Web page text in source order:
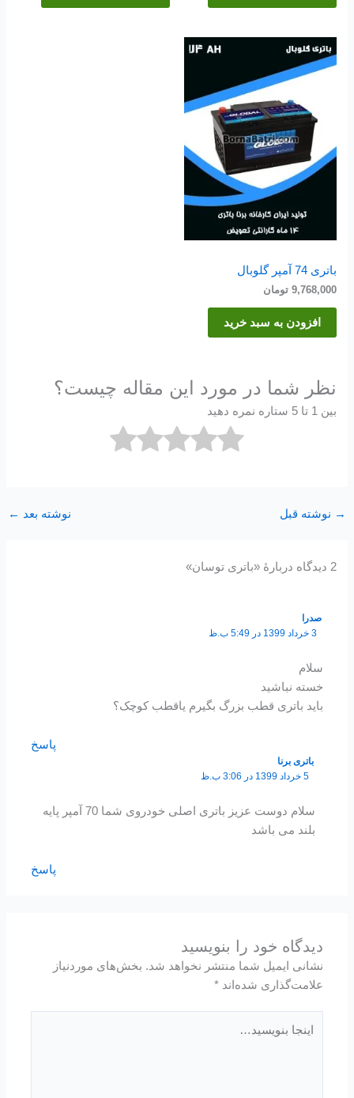
باتری 74 آمپر گلوبال
9,768,000 تومان
افزودن به سبد خرید
نظر شما در مورد این مقاله چیست؟
بین 1 تا 5 ستاره نمره دهید
→ نوشته قبل نوشته بعد ←
2 دیدگاه دربارهٔ «باتری توسان»
صدرا
3 خرداد 1399 در 5:49 ب.ظ
سلام
خسته نباشید
باید باتری قطب بزرگ بگیرم یاقطب کوچک؟
پاسخ
باتری برنا
5 خرداد 1399 در 3:06 ب.ظ
سلام دوست عزیز باتری اصلی خودروی شما 70 آمپر پایه
بلند می باشد
پاسخ
دیدگاه‌ خود را بنویسید
نشانی ایمیل شما منتشر نخواهد شد. بخش‌های موردنیاز
علامت‌گذاری شده‌اند*
بنویسید…